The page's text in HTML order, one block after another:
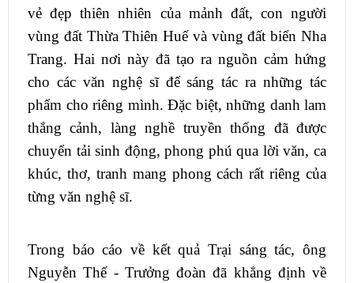
vẻ đẹp thiên nhiên của mảnh đất, con người
vùng đất Thừa Thiên Huế và vùng đất biển Nha
Trang. Hai nơi này đã tạo ra nguồn cảm hứng
cho các văn nghệ sĩ để sáng tác ra những tác
phẩm cho riêng mình. Đặc biệt, những danh lam
thắng cảnh, làng nghề truyền thống đã được
chuyển tải sinh động, phong phú qua lời văn, ca
khúc, thơ, tranh mang phong cách rất riêng của
từng văn nghệ sĩ.
Trong báo cáo về kết quả Trại sáng tác, ông
Nguyễn Thế - Trưởng đoàn đã khẳng định về